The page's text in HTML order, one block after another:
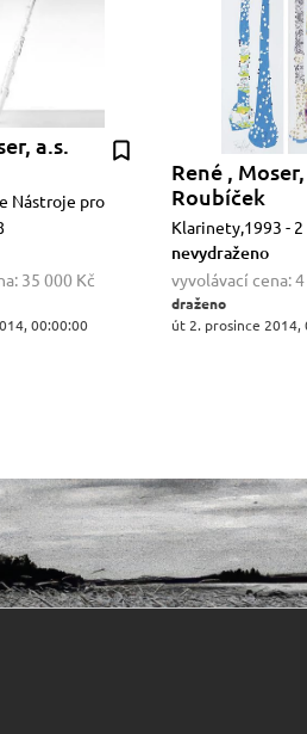
a.s.
Nástroje pro
35 000 Kč
00:00:00
René ,
Roubíček
Klarinety,1993 - 2
nevydraženo
vyvolávací cena:
draženo
út 2. prosince 2014,